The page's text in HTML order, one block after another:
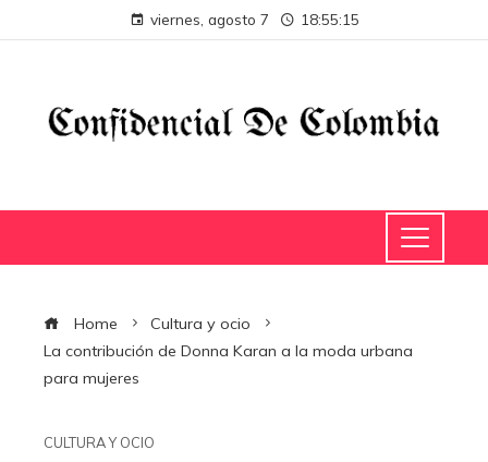
viernes, agosto 7 18:55:15
Home
Cultura y ocio
La contribución de Donna Karan a la moda urbana
para mujeres
CULTURA Y OCIO